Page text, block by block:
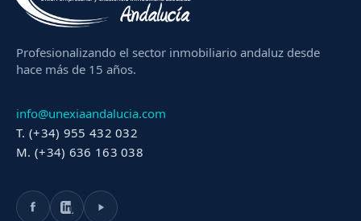
Profesionalizando el sector inmobiliario andaluz desde
hace más de 15 años.
info@unexiaandalucia.com
T. (+34) 955 432 032
M. (+34) 636 163 038